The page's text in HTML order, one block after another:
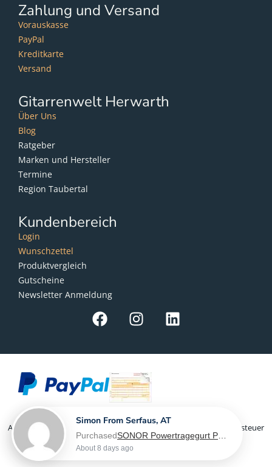
Zahlung und Versand
Vorauskasse
PayPal
Kreditkarte
Versand
Gitarrenwelt Herwarth
Über Uns
Blog
Ratgeber
Marken und Hersteller
Termine
Region Taubertal
Kundenbereich
Login
Wunschzettel
Produktvergleich
Gutscheine
Newsletter Anmeldung
Als Kleinunternehmer im Sinne von § 19 Abs. 1 UStG wird Umsatzsteuer
nicht berechnet
Simon From Serfaus, AT
Purchased
About 8 days ago